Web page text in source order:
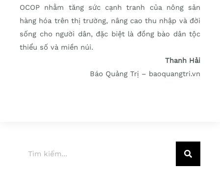
OCOP nhằm tăng sức cạnh tranh của nông sản
hàng hóa trên thị trường, nâng cao thu nhập và đời
sống cho người dân, đặc biệt là đồng bào dân tộc
thiểu số và miền núi.
Thanh Hải
Báo Quảng Trị – baoquangtri.vn